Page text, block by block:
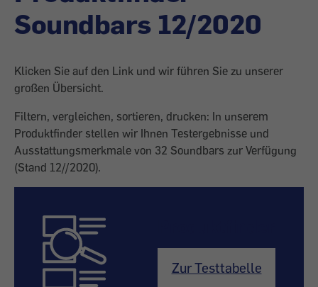
Soundbars 12/2020
Klicken Sie auf den Link und wir führen Sie zu unserer
großen Übersicht.
Filtern, vergleichen, sortieren, drucken: In unserem
Produktfinder stellen wir Ihnen Testergebnisse und
Ausstattungsmerkmale von 32 Soundbars zur Verfügung
(Stand 12//2020).
Zur Testtabelle